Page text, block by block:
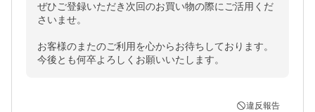
ぜひご登録いただき次回のお買い物の際にご活用くだ
さいませ。
お客様のまたのご利用を心からお待ちしております。
今後とも何卒よろしくお願いいたします。
違反報告